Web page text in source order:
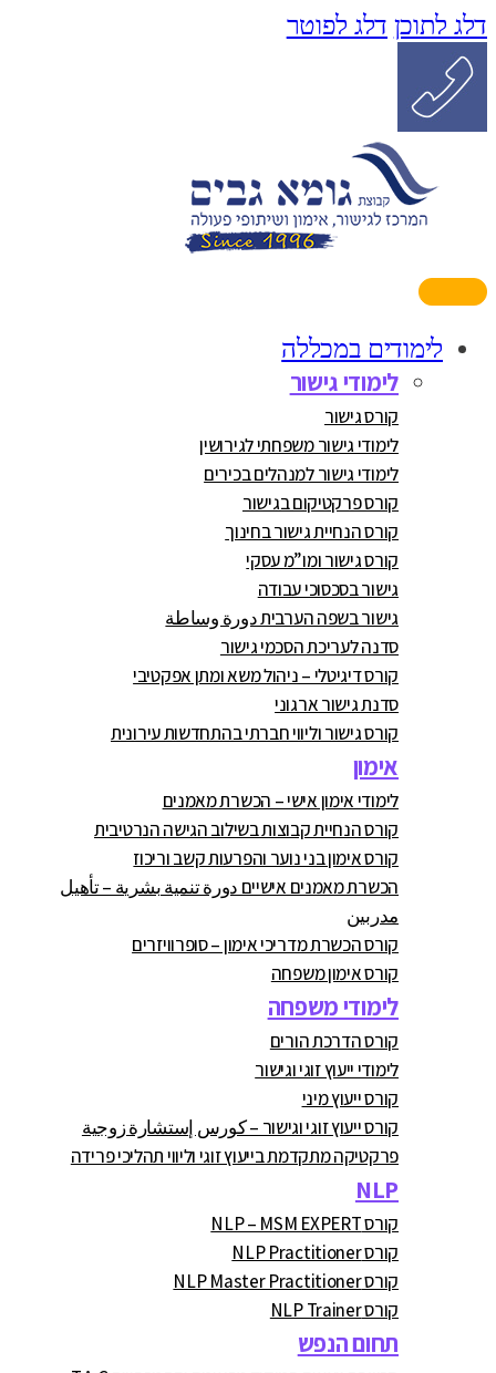
דלג לתוכן דלג לפוטר
לימודים במכללה
לימודי גישור
קורס גישור
לימודי גישור משפחתי לגירושין
לימודי גישור למנהלים בכירים
קורס פרקטיקום בגישור
קורס הנחיית גישור בחינוך
קורס גישור ומו”מ עסקי
גישור בסכסוכי עבודה
גישור בשפה הערבית دورة وساطة
סדנה לעריכת הסכמי גישור
קורס דיגיטלי – ניהול משא ומתן אפקטיבי
סדנת גישור ארגוני
קורס גישור וליווי חברתי בהתחדשות עירונית
אימון
לימודי אימון אישי – הכשרת מאמנים
קורס הנחיית קבוצות בשילוב הגישה הנרטיבית
קורס אימון בני נוער והפרעות קשב וריכוז
הכשרת מאמנים אישיים دورة تنمية بشرية – تأهيل
مدربين
קורס הכשרת מדריכי אימון – סופרוויזרים
קורס אימון משפחה
לימודי משפחה
קורס הדרכת הורים
לימודי ייעוץ זוגי וגישור
קורס ייעוץ מיני
קורס ייעוץ זוגי וגישור – كورس إستشارة زوجية
פרקטיקה מתקדמת בייעוץ זוגי וליווי תהליכי פרידה
NLP
קורס NLP – MSM EXPERT
קורס NLP Practitioner
קורס NLP Master Practitioner
קורס NLP Trainer
תחום הנפש